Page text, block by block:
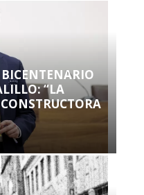
BICENTENARIO
“LA